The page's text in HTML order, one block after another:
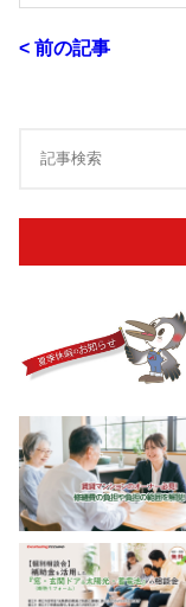
< 前の記事